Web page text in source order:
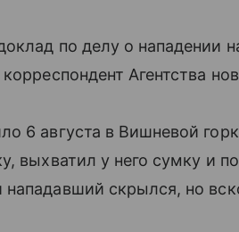
по делу о нападении
Агентства
6 августа в Вишневой
выхватил у него сумку и
скрылся, но